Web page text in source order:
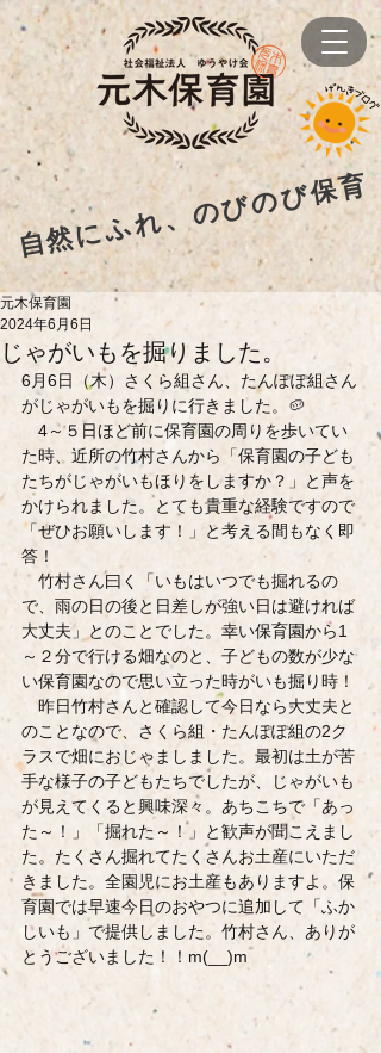
自然にふれ、のびのび保育
じゃがいもを掘りました。
元木保育園
2024年6月6日
6月6日（木）さくら組さん、たんぽぽ組さん
がじゃがいもを掘りに行きました。🥔
4～５日ほど前に保育園の周りを歩いてい
た時、近所の竹村さんから「保育園の子ども
たちがじゃがいもほりをしますか？」と声を
かけられました。とても貴重な経験ですので
「ぜひお願いします！」と考える間もなく即
答！
竹村さん曰く「いもはいつでも掘れるの
で、雨の日の後と日差しが強い日は避ければ
大丈夫」とのことでした。幸い保育園から1
～２分で行ける畑なのと、子どもの数が少な
い保育園なので思い立った時がいも掘り時！
昨日竹村さんと確認して今日なら大丈夫と
のことなので、さくら組・たんぽぽ組の2ク
ラスで畑におじゃましました。最初は土が苦
手な様子の子どもたちでしたが、じゃがいも
が見えてくると興味深々。あちこちで「あっ
た～！」「掘れた～！」と歓声が聞こえまし
た。たくさん掘れてたくさんお土産にいただ
きました。全園児にお土産もありますよ。保
育園では早速今日のおやつに追加して「ふか
しいも」で提供しました。竹村さん、ありが
とうございました！！m(__)m